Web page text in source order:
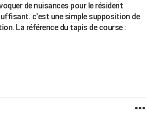
de nuisances pour le résident
c'est une simple supposition de
La référence du tapis de course :